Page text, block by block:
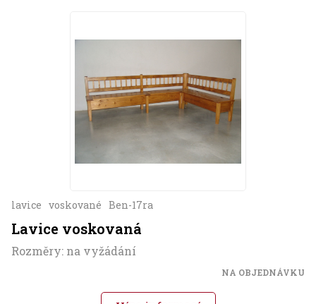
lavice voskované Ben-17ra
Lavice voskovaná
Rozměry: na vyžádání
NA OBJEDNÁVKU